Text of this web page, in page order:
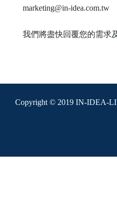
marketing@in-idea.com.tw
我們將盡快回覆您的需求
Copyright © 2019 IN-IDEA-